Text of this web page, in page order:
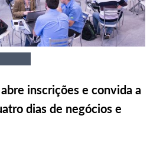
inscrições e convida a
dias de negócios e